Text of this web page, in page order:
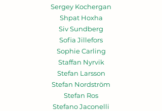
Sergey Kochergan
Shpat Hoxha
Siv Sundberg
Sofia Jillefors
Sophie Carling
Staffan Nyrvik
Stefan Larsson
Stefan Nordström
Stefan Ros
Stefano Jaconelli